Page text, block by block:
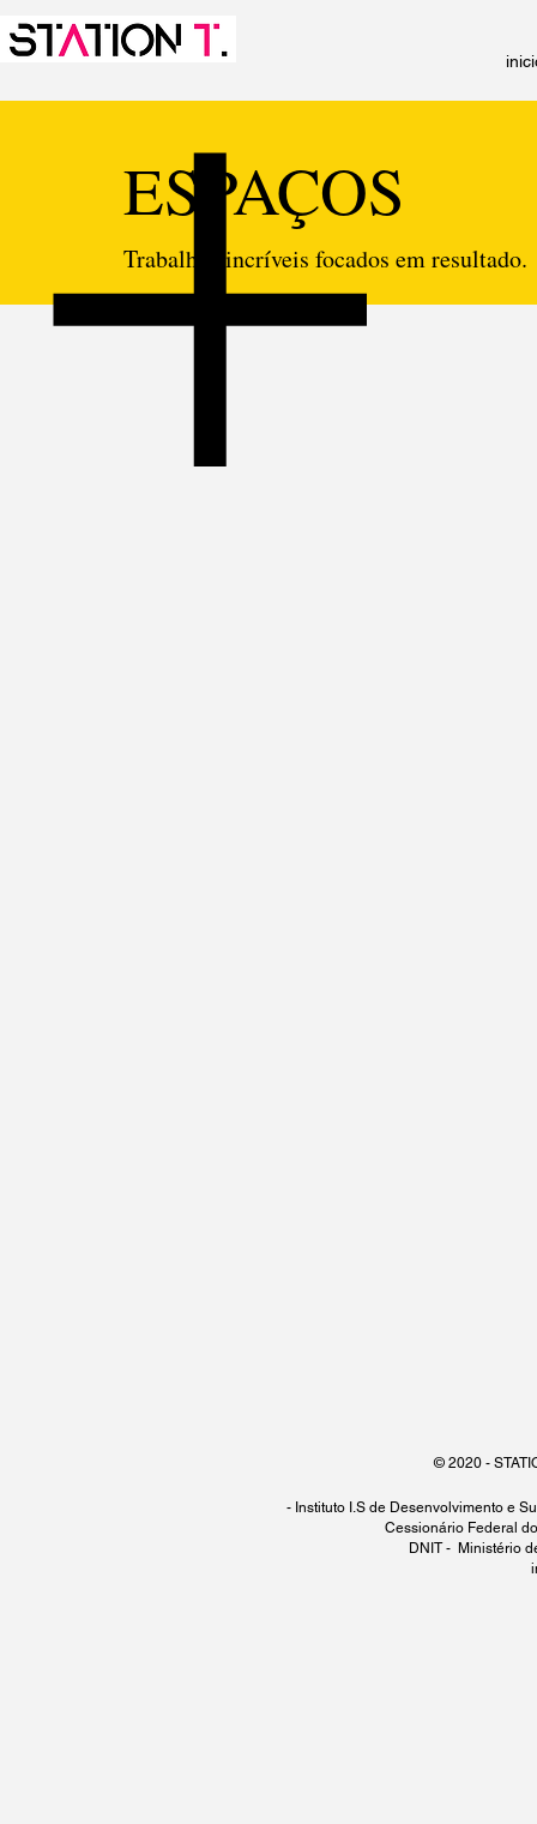
ESPAÇOS
Trabalhos incríveis focados em resultado.
© 2020 -
- Instituto I.S de Desenvolvimento e
Cessionário Federal
DNIT - Ministério